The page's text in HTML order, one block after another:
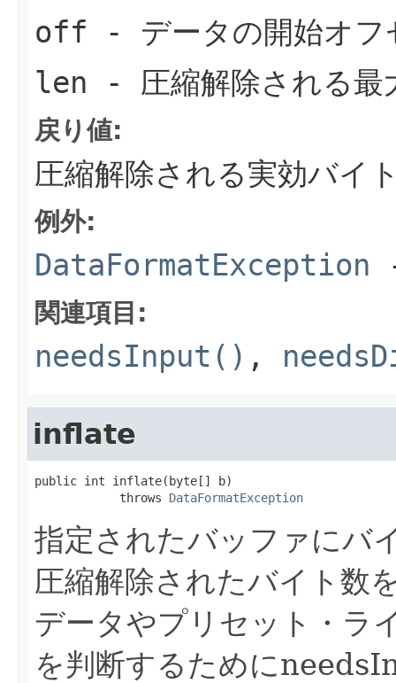
off - データの開始オフ
len - 圧縮解除される最
戻り値:
圧縮解除される実効バイ
例外:
DataFormatException
関連項目:
needsInput() ,
inflate
public int inflate(byte[] b)
            throws
DataFormatException
指定されたバッファにバ
圧縮解除されたバイト数
データやプリセット・ラ
を判断するために